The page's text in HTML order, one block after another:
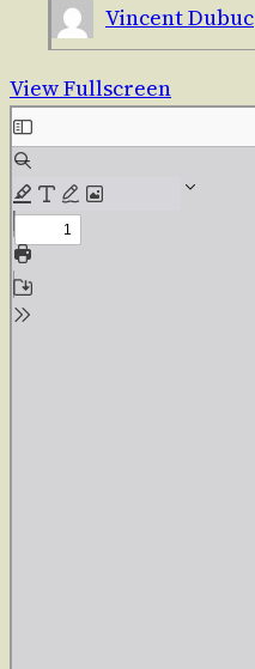
Vincent Dubuc
View Fullscreen